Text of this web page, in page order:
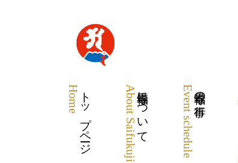
トップページ
Home 最福寺について
About Saifukuji 最福寺の行事
Event schedule